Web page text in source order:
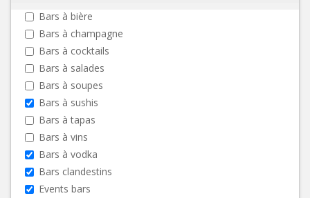
Bars à bière
Bars à champagne
Bars à cocktails
Bars à salades
Bars à soupes
Bars à sushis
Bars à tapas
Bars à vins
Bars à vodka
Bars clandestins
Events bars